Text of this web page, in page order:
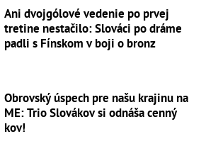
Ani dvojgólové vedenie po prvej
tretine nestačilo: Slováci po dráme
padli s Fínskom v boji o bronz
Obrovský úspech pre našu krajinu na
ME: Trio Slovákov si odnáša cenný
kov!